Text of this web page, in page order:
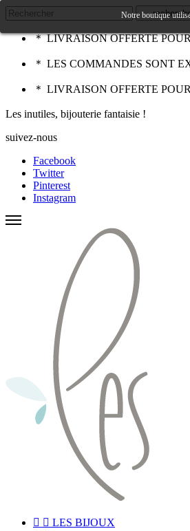
＊ LIVRAISON OFFERTE
＊ LES COMMANDES SONT
＊ LIVRAISON OFFERTE
Les inutiles, bijouterie fantaisie !
suivez-nous
Facebook
Twitter
Pinterest
Instagram
  LES BIJOUX
Notre boutique